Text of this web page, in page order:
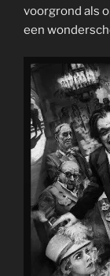
voorgrond als
een